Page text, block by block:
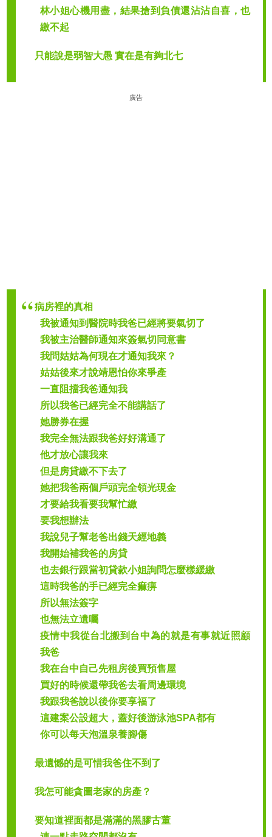
林小姐心機用盡，結果搶到負債還沾沾自喜，也
繳不起
只能說是弱智大愚 實在是有夠北七
廣告
病房裡的真相
我被通知到醫院時我爸已經將要氣切了
我被主治醫師通知來簽氣切同意書
我問姑姑為何現在才通知我來？
姑姑後來才說靖恩怕你來爭產
一直阻擋我爸通知我
所以我爸已經完全不能講話了
她勝券在握
我完全無法跟我爸好好溝通了
他才放心讓我來
但是房貸繳不下去了
她把我爸兩個戶頭完全領光現金
才要給我看要我幫忙繳
要我想辦法
我說兒子幫老爸出錢天經地義
我開始補我爸的房貸
也去銀行跟當初貸款小姐詢問怎麼樣緩繳
這時我爸的手已經完全痲痹
所以無法簽字
也無法立遺囑
疫情中我從台北搬到台中為的就是有事就近照顧
我爸
我在台中自己先租房後買預售屋
買好的時候還帶我爸去看周邊環境
我跟我爸說以後你要享福了
這建案公設超大，蓋好後游泳池SPA都有
你可以每天泡溫泉養腳傷
最遺憾的是可惜我爸住不到了
我怎可能貪圖老家的房產？
要知道裡面都是滿滿的黑膠古董